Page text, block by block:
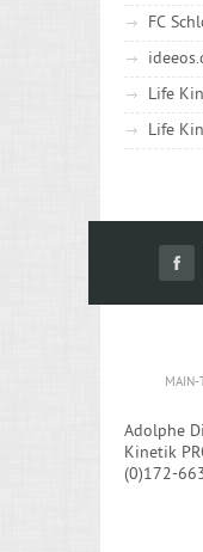
FC
Life
Life
MAIN-
Adolphe
Kinetik
(0)172-